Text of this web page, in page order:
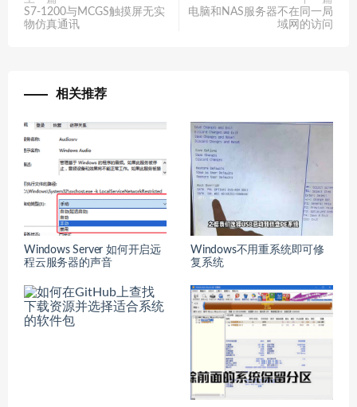
S7-1200与MCGS触摸屏无实
物仿真通讯
电脑和NAS服务器不在同一局
域网的访问
相关推荐
Windows Server 如何开启远
程云服务器的声音
Windows不用重系统即可修
复系统